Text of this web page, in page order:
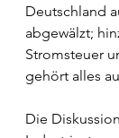
Deutschland
abgewälzt;
Stromsteuer
gehört alles
Die